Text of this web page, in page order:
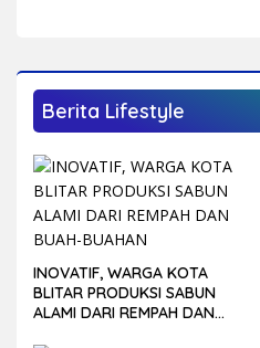
Berita Lifestyle
INOVATIF, WARGA KOTA
BLITAR PRODUKSI SABUN
ALAMI DARI REMPAH DAN